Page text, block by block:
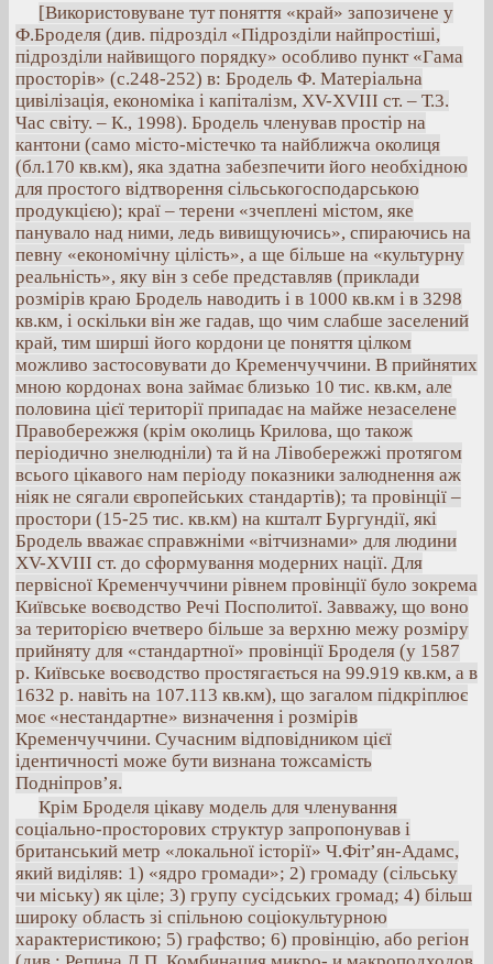
[Використовуване тут поняття «край» запозичене у
Ф.Броделя (див. підрозділ «Підрозділи найпростіші,
підрозділи найвищого порядку» особливо пункт «Гама
просторів» (с.248-252) в: Бродель Ф. Матеріальна
цивілізація, економіка і капіталізм, XV-XVIII ст. – Т.3.
Час світу. – К., 1998). Бродель членував простір на
кантони (само місто-містечко та найближча околиця
(бл.170 кв.км), яка здатна забезпечити його необхідною
для простого відтворення сільськогосподарською
продукцією); краї – терени «зчеплені містом, яке
панувало над ними, ледь вивищуючись», спираючись на
певну «економічну цілість», а ще більше на «культурну
реальність», яку він з себе представляв (приклади
розмірів краю Бродель наводить і в 1000 кв.км і в 3298
кв.км, і оскільки він же гадав, що чим слабше заселений
край, тим ширші його кордони це поняття цілком
можливо застосовувати до Кременчуччини. В прийнятих
мною кордонах вона займає близько 10 тис. кв.км, але
половина цієї території припадає на майже незаселене
Правобережжя (крім околиць Крилова, що також
періодично знелюдніли) та й на Лівобережжі протягом
всього цікавого нам періоду показники залюднення аж
ніяк не сягали європейських стандартів); та провінції –
простори (15-25 тис. кв.км) на кшталт Бургундії, які
Бродель вважає справжніми «вітчизнами» для людини
XV-XVIII ст. до сформування модерних нації. Для
первісної Кременчуччини рівнем провінції було зокрема
Київське воєводство Речі Посполитої. Завважу, що воно
за територією вчетверо більше за верхню межу розміру
прийняту для «стандартної» провінції Броделя (у 1587
р. Київське воєводство простягається на 99.919 кв.км, а в
1632 р. навіть на 107.113 кв.км), що загалом підкріплює
моє «нестандартне» визначення і розмірів
Кременчуччини. Сучасним відповідником цієї
ідентичності може бути визнана тожсамість
Подніпров’я.
Крім Броделя цікаву модель для членування
соціально-просторових структур запропонував і
британський метр «локальної історії» Ч.Фіт’ян-Адамс,
який виділяв: 1) «ядро громади»; 2) громаду (сільську
чи міську) як ціле; 3) групу сусідських громад; 4) більш
широку область зі спільною соціокультурною
характеристикою; 5) графство; 6) провінцію, або регіон